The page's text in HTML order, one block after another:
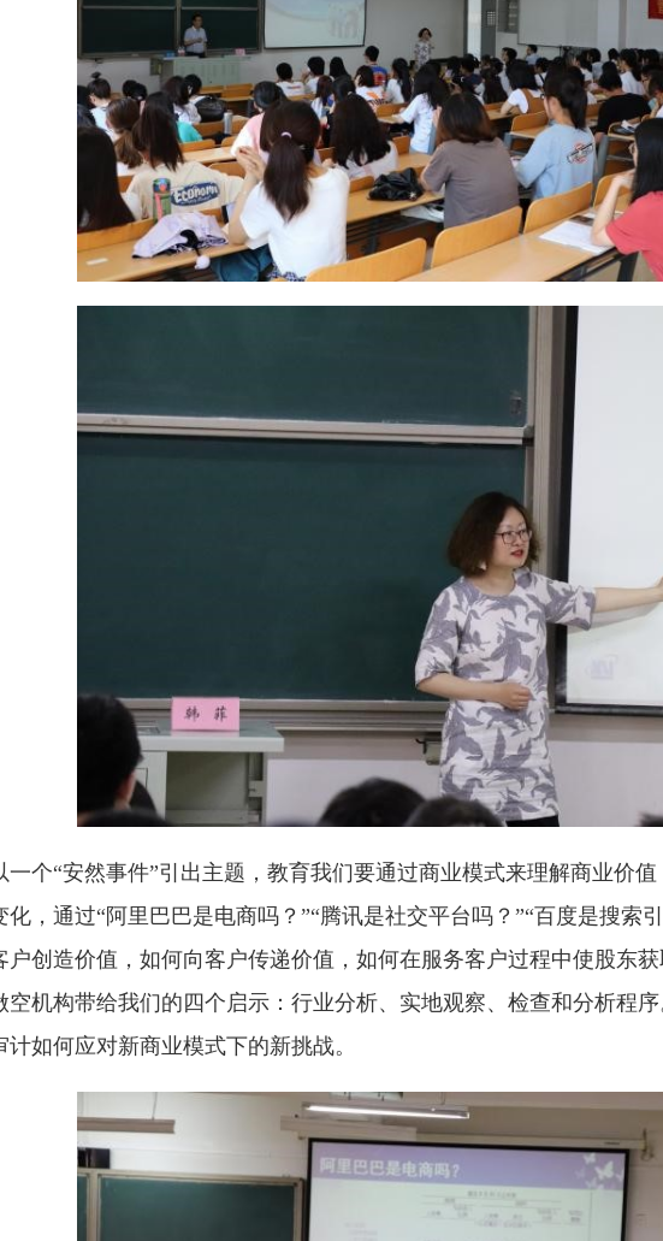
一个“安然事件”引出主题，教育我们要通过商业模式来理解商业价
化，通过“阿里巴巴是电商吗？”“腾讯是社交平台吗？”“百度是搜索
户创造价值，如何向客户传递价值，如何在服务客户过程中使股东
空机构带给我们的四个启示：行业分析、实地观察、检查和分析程序
如何应对新商业模式下的新挑战。